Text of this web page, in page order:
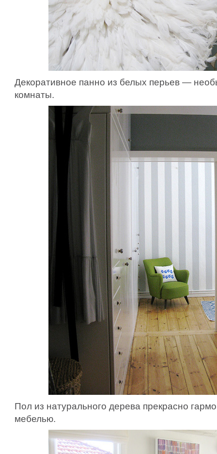
Декоративное панно из белых перьев —
комнаты.
Пол из натурального дерева прекрасно
мебелью.